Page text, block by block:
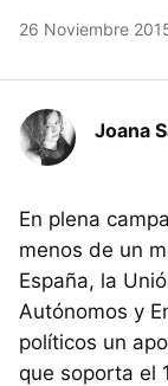
26 Noviembre
Joana
En plena
menos de un
España, la
Autónomos y
políticos un
que soporta el